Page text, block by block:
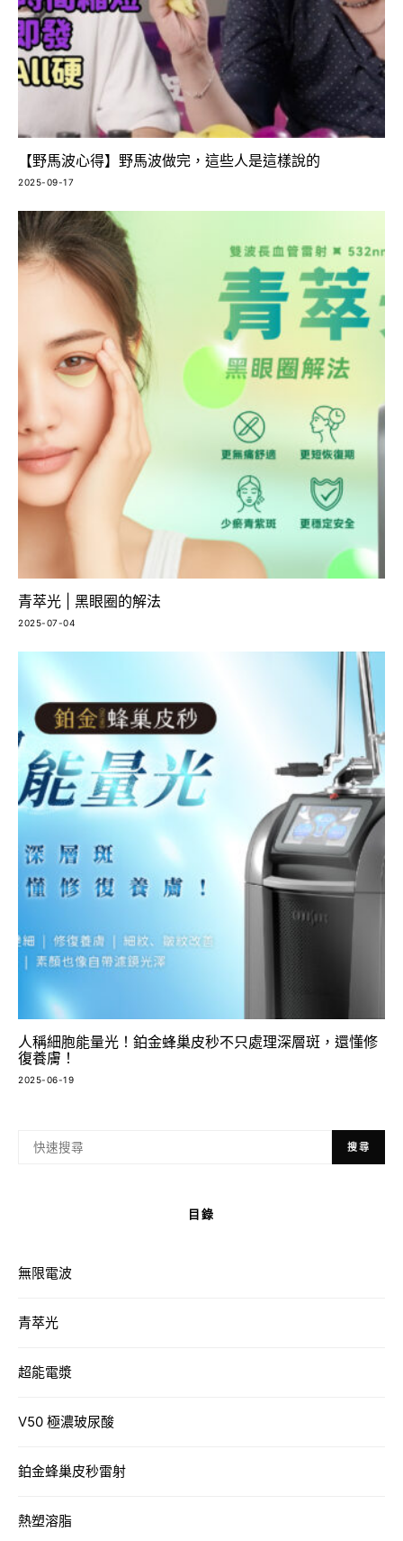
【野馬波心得】野馬波做完，這些人是這樣說的
2025-09-17
青萃光 | 黑眼圈的解法
2025-07-04
人稱細胞能量光！鉑金蜂巢皮秒不只處理深層斑，還懂修
復養膚！
2025-06-19
搜尋
目錄
無限電波
青萃光
超能電漿
V50 極濃玻尿酸
鉑金蜂巢皮秒雷射
熱塑溶脂